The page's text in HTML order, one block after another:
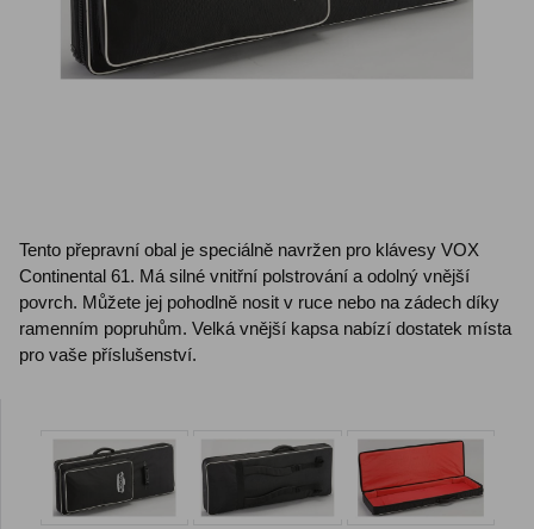
Tento přepravní obal je speciálně navržen pro klávesy VOX
Continental 61. Má silné vnitřní polstrování a odolný vnější
povrch. Můžete jej pohodlně nosit v ruce nebo na zádech díky
ramenním popruhům. Velká vnější kapsa nabízí dostatek místa
pro vaše příslušenství.